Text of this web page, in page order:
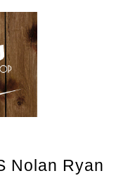
Nolan Ryan